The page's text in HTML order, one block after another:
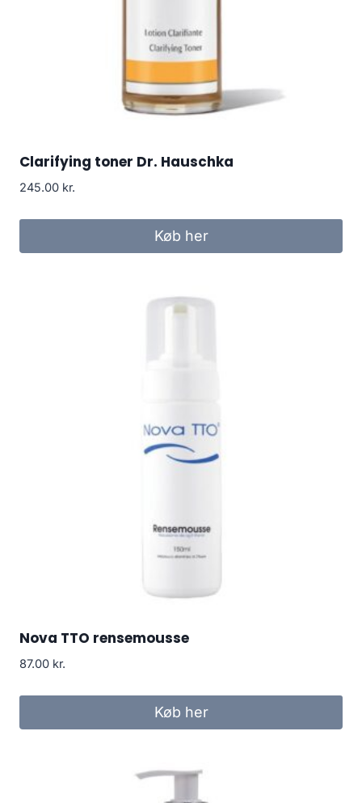
Clarifying toner Dr. Hauschka
245.00 kr.
Køb her
Nova TTO rensemousse
87.00 kr.
Køb her